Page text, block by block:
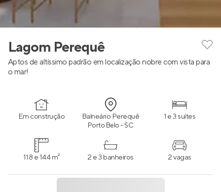
Lagom Perequê
Aptos de altíssimo padrão em localização nobre com vista para
o mar!
Em construção Balneário Perequê
Porto Belo - SC
1 e 3 suítes
118 e 144 m² 2 e 3 banheiros 2 vagas